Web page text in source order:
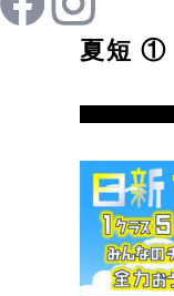
夏短 ①